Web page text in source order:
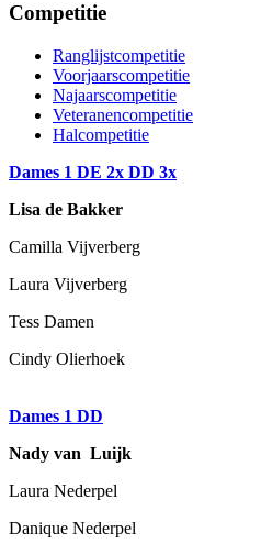
Competitie
Ranglijstcompetitie
Voorjaarscompetitie
Najaarscompetitie
Veteranencompetitie
Halcompetitie
Dames 1 DE 2x DD 3x
Lisa de Bakker
Camilla Vijverberg
Laura Vijverberg
Tess Damen
Cindy Olierhoek
Dames 1 DD
Nady van Luijk
Laura Nederpel
Danique Nederpel